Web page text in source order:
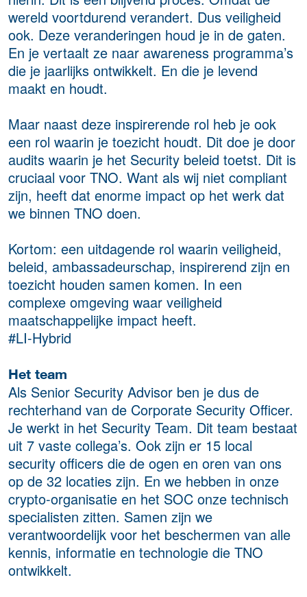
wereld voortdurend verandert. Dus veiligheid
ook. Deze veranderingen houd je in de gaten.
En je vertaalt ze naar awareness programma’s
die je jaarlijks ontwikkelt. En die je levend
maakt en houdt.
Maar naast deze inspirerende rol heb je ook
een rol waarin je toezicht houdt. Dit doe je door
audits waarin je het Security beleid toetst. Dit is
cruciaal voor TNO. Want als wij niet compliant
zijn, heeft dat enorme impact op het werk dat
we binnen TNO doen.
Kortom: een uitdagende rol waarin veiligheid,
beleid, ambassadeurschap, inspirerend zijn en
toezicht houden samen komen. In een
complexe omgeving waar veiligheid
maatschappelijke impact heeft.
#LI-Hybrid
Het team
Als Senior Security Advisor ben je dus de
rechterhand van de Corporate Security Officer.
Je werkt in het Security Team. Dit team bestaat
uit 7 vaste collega’s. Ook zijn er 15 local
security officers die de ogen en oren van ons
op de 32 locaties zijn. En we hebben in onze
crypto-organisatie en het SOC onze technisch
specialisten zitten. Samen zijn we
verantwoordelijk voor het beschermen van alle
kennis, informatie en technologie die TNO
ontwikkelt.